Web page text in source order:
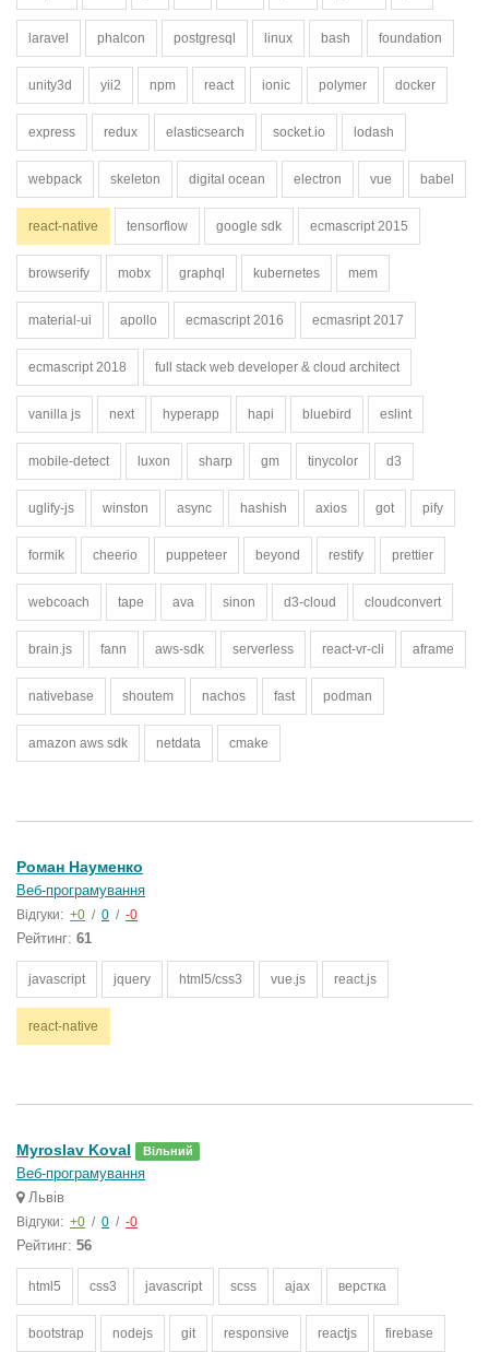
laravel phalcon postgresql linux bash foundation
unity3d yii2 npm react ionic polymer docker
express redux elasticsearch socket.io lodash
webpack skeleton digital ocean electron vue babel
react-native tensorflow google sdk ecmascript 2015
browserify mobx graphql kubernetes mem
material-ui apollo ecmascript 2016 ecmasript 2017
ecmascript 2018 full stack web developer & cloud architect
vanilla js next hyperapp hapi bluebird eslint
mobile-detect luxon sharp gm tinycolor d3
uglify-js winston async hashish axios got pify
formik cheerio puppeteer beyond restify prettier
webcoach tape ava sinon d3-cloud cloudconvert
brain.js fann aws-sdk serverless react-vr-cli aframe
nativebase shoutem nachos fast podman
amazon aws sdk netdata cmake
Роман Науменко
Веб-програмування
Відгуки: +0 / 0 / -0
Рейтинг: 61
javascript jquery html5/css3 vue.js react.js
react-native
Myroslav Koval Вільний
Веб-програмування
Львів
Відгуки: +0 / 0 / -0
Рейтинг: 56
html5 css3 javascript scss ajax верстка
bootstrap nodejs git responsive reactjs firebase